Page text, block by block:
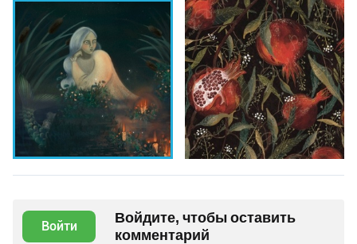
Войти
Войдите, чтобы оставить
комментарий